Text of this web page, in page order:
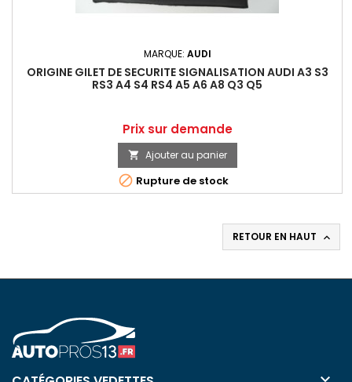
MARQUE: AUDI
ORIGINE GILET DE SECURITE SIGNALISATION AUDI A3 S3
RS3 A4 S4 RS4 A5 A6 A8 Q3 Q5
Prix
Prix sur demande
 Ajouter au panier
 Rupture de stock
RETOUR EN HAUT 